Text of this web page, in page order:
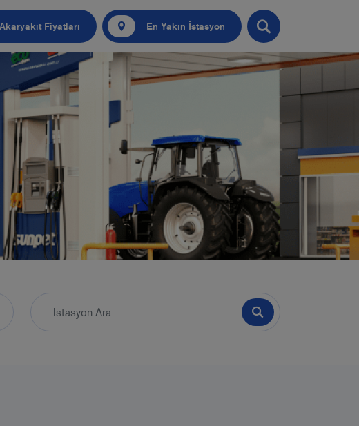
3 Nokta Güvenlik Testi
Otofilo Otobil
Otobilim
Yakıt Kart
Akaryakıt Fiyatları En Yakın İstasyon